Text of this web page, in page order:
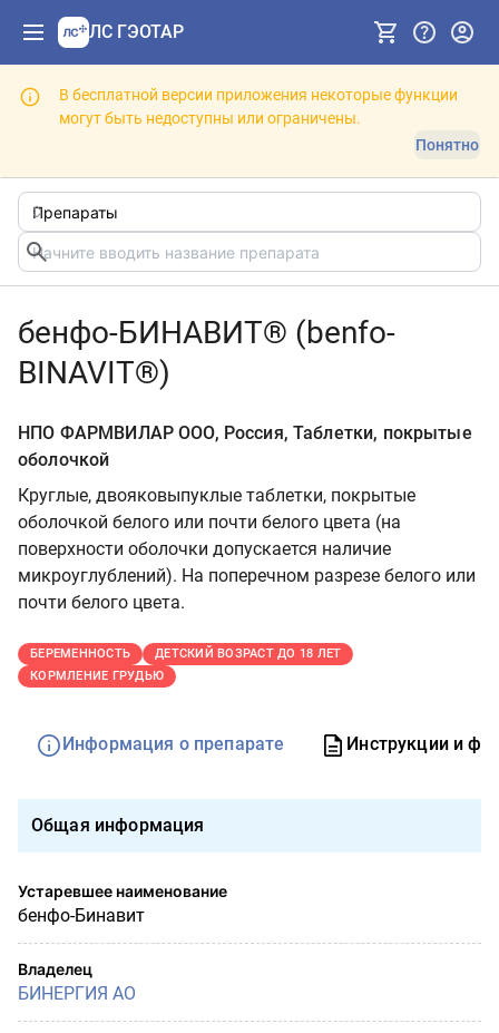
ЛС ГЭОТАР
В бесплатной версии приложения некоторые функции
могут быть недоступны или ограничены.
Понятно
бенфо-БИНАВИТ® (benfo-
BINAVIT®)
НПО ФАРМВИЛАР OOО, Россия, Таблетки, покрытые
оболочкой
Круглые, двояковыпуклые таблетки, покрытые
оболочкой белого или почти белого цвета (на
поверхности оболочки допускается наличие
микроуглублений). На поперечном разрезе белого или
почти белого цвета.
БЕРЕМЕННОСТЬ
ДЕТСКИЙ ВОЗРАСТ ДО 18 ЛЕТ
КОРМЛЕНИЕ ГРУДЬЮ
Информация о препарате Инструкции и
Общая информация
Устаревшее наименование
бенфо-Бинавит
Владелец
БИНЕРГИЯ АО